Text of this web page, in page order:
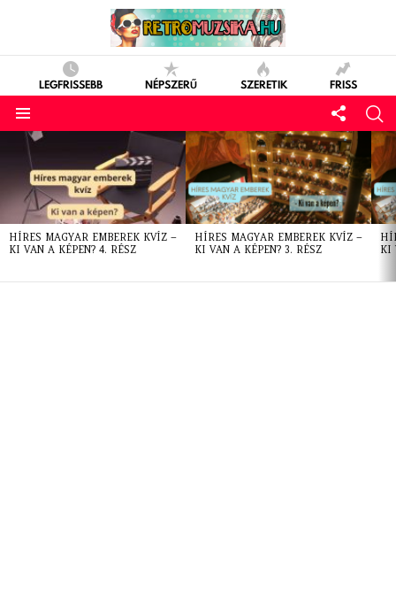
LEGFRISSEBB NÉPSZERŰ SZERETIK FRISS
LATEST
STORIES
HÍRES MAGYAR EMBEREK KVÍZ –
KI VAN A KÉPEN? 4. RÉSZ
HÍRES MAGYAR EMBEREK KVÍZ –
KI VAN A KÉPEN? 3. RÉSZ
KI